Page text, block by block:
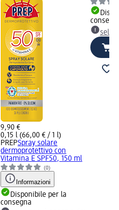
9,90 €
0,15 l (66,00 € / 1 l)
PREPSpray solare
dermoprotettivo con
Vitamina E SPF50, 150 ml
(0)
Informazioni
Disponibile per la
consegna